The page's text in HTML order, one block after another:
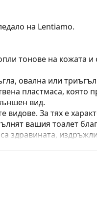
на Lentiamo.
тонове на кожата и
овална или
пластмаса, която
вид.
видове. За тях е
вашия тоалет
здравината,
спектър на